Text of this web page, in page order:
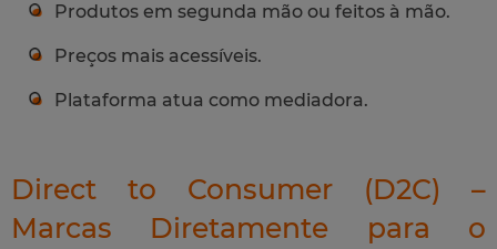
Produtos em segunda mão ou feitos à mão.
Preços mais acessíveis.
Plataforma atua como mediadora.
Direct to Consumer (D2C) –
Marcas Diretamente para o